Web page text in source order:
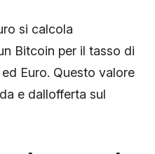
si calcola
Bitcoin per il tasso di
Euro. Questo valore
e dallofferta sul